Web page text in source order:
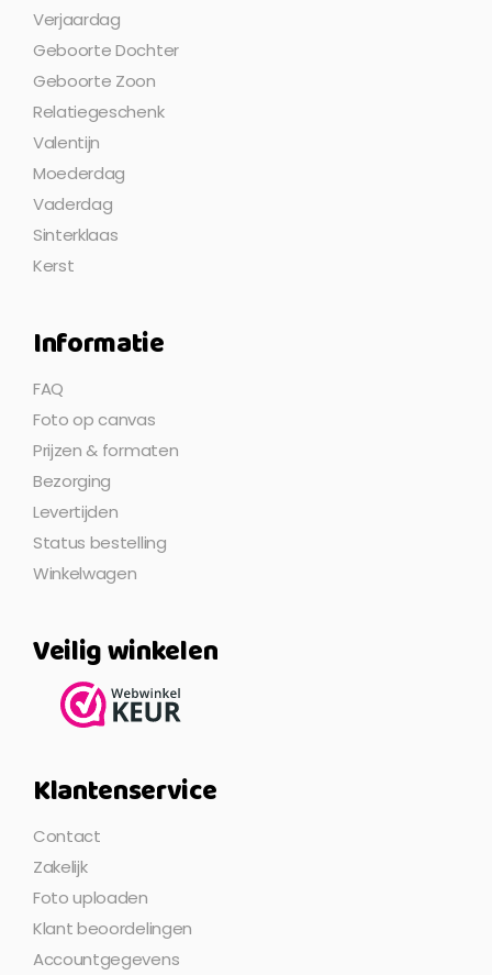
Verjaardag
Geboorte Dochter
Geboorte Zoon
Relatiegeschenk
Valentijn
Moederdag
Vaderdag
Sinterklaas
Kerst
Informatie
FAQ
Foto op canvas
Prijzen & formaten
Bezorging
Levertijden
Status bestelling
Winkelwagen
Veilig winkelen
Klantenservice
Contact
Zakelijk
Foto uploaden
Klant beoordelingen
Accountgegevens